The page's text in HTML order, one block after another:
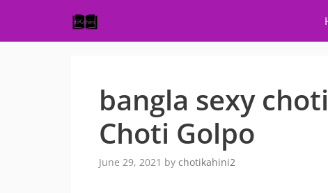
content
bangla sexy
Choti Golpo
June 29, 2021 by chotikahini2